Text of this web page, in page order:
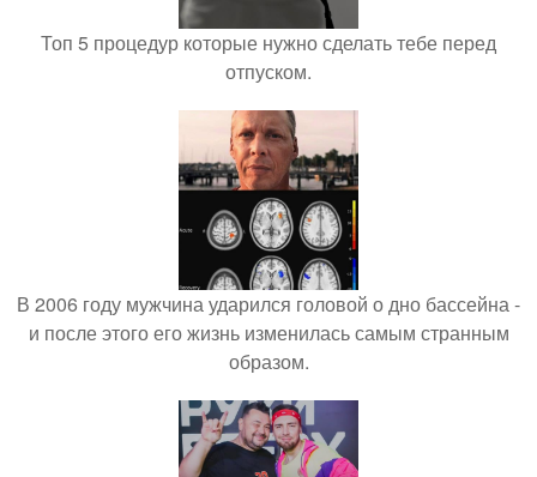
Топ 5 процедур которые нужно сделать тебе перед
отпуском.
В 2006 году мужчина ударился головой о дно бассейна -
и после этого его жизнь изменилась самым странным
образом.